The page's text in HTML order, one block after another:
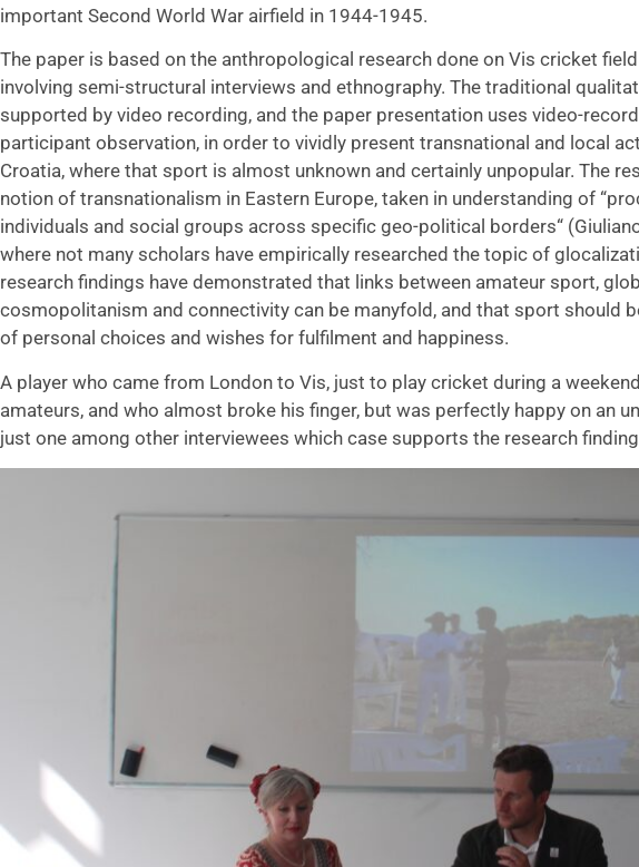
important Second World War airfield in 1944-1945.
The paper is based on the anthropological research done on Vis cricket
involving semi-structural interviews and ethnography. The traditional
supported by video recording, and the paper presentation uses video-
participant observation, in order to vividly present transnational and local
Croatia, where that sport is almost unknown and certainly unpopular. The
notion of transnationalism in Eastern Europe, taken in understanding of
individuals and social groups across specific geo-political borders“
where not many scholars have empirically researched the topic of
research findings have demonstrated that links between amateur sport,
cosmopolitanism and connectivity can be manyfold, and that sport should
of personal choices and wishes for fulfilment and happiness.
A player who came from London to Vis, just to play cricket during a
amateurs, and who almost broke his finger, but was perfectly happy on an
just one among other interviewees which case supports the research